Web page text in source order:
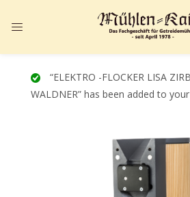
ANMELDEN
Geben Sie Ihren Benutzernamen und
anzumelden.
“ELEKTRO -FLOCKER LISA
WALDNER” has been added to